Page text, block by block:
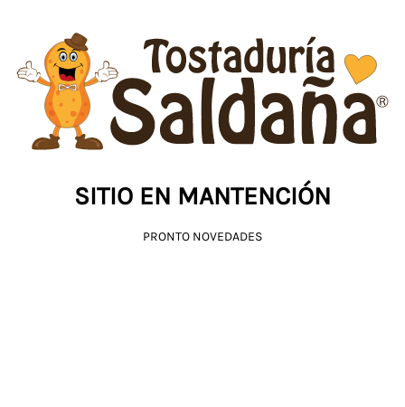
SITIO EN MANTENCIÓN
PRONTO NOVEDADES